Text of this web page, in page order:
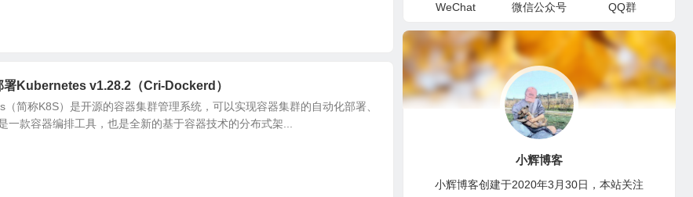
Kubernetes v1.28.2（Cri-Dockerd）
简称K8S）是开源的容器集群管理系统，可以实现容器集群的自动化部署、
一款容器编排工具，也是全新的基于容器技术的分布式架...
WeChat 微信公众号 QQ群
小辉博客
小辉博客创建于2020年3月30日，本站关注